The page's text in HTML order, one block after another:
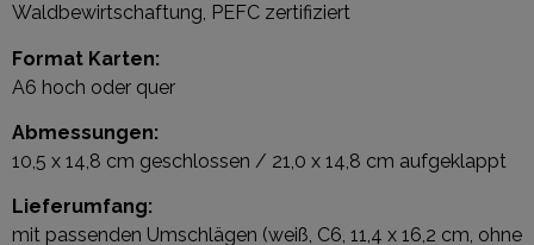
Waldbewirtschaftung, PEFC zertifiziert
Format Karten:
A6 hoch oder quer
Abmessungen:
10,5 x 14,8 cm geschlossen / 21,0 x 14,8 cm aufgeklappt
Lieferumfang:
mit passenden Umschlägen (weiß, C6, 11,4 x 16,2 cm, ohne